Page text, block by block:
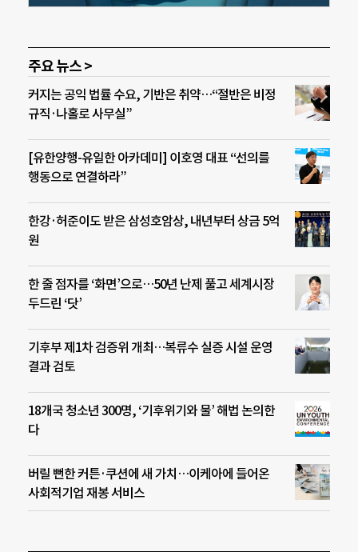
주요 뉴스 >
커지는 공익 법률 수요, 기반은 취약…“절반은 비정
규직·나홀로 사무실”
[유한양행-유일한 아카데미] 이호영 대표 “선의를
행동으로 연결하라”
한강·허준이도 받은 삼성호암상, 내년부터 상금 5억
원
한 줄 점자를 ‘화면’으로…50년 난제 풀고 세계시장
두드린 ‘닷’
기후부 제1차 검증위 개최…복류수 실증 시설 운영
결과 검토
18개국 청소년 300명, ‘기후위기와 물’ 해법 논의한
다
버릴 뻔한 커튼·쿠션에 새 가치…이케아에 들어온
사회적기업 재봉 서비스